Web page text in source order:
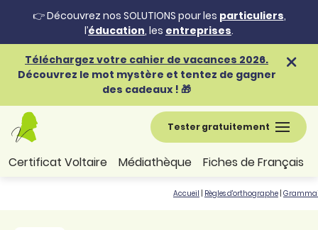
👉 Découvrez nos SOLUTIONS pour les particuliers,
l’éducation, les entreprises.
Téléchargez votre cahier de vacances 2026.
Découvrez le mot mystère et tentez de gagner
des cadeaux ! 🎁
Tester gratuitement
Certificat Voltaire Médiathèque Fiches de Français
Accueil Règles d'orthographe